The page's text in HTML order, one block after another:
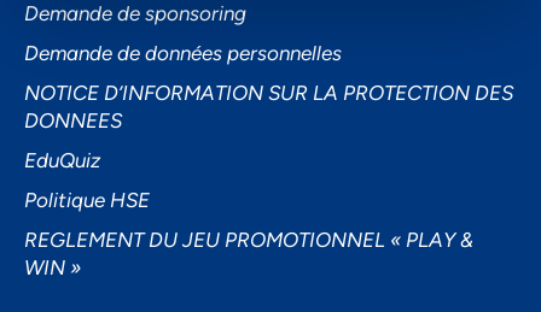
Demande de sponsoring
Demande de données personnelles
NOTICE D’INFORMATION SUR LA PROTECTION DES
DONNEES
EduQuiz
Politique HSE
REGLEMENT DU JEU PROMOTIONNEL « PLAY &
WIN »